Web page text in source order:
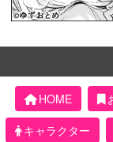
HOME
キャラクター